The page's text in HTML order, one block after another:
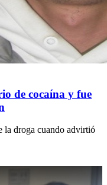
de cocaína y fue
la droga cuando advirtió